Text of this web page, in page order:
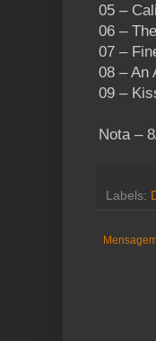
05 –
06 –
07 –
08 – An
09 –
Nota –
Labels: